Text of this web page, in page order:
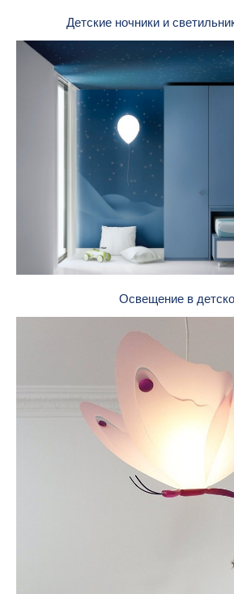
Детские ночники и
Освещение в